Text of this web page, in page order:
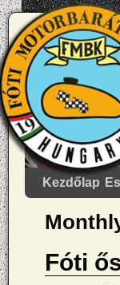
Kezdőlap
Fóti